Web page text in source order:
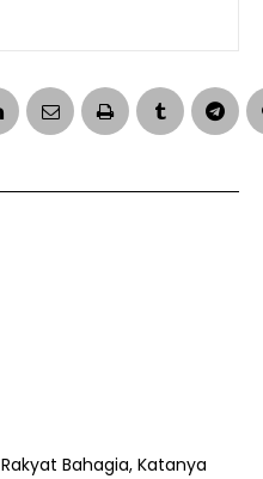
Rakyat Bahagia, Katanya